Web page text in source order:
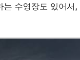
는 수영장도 있어